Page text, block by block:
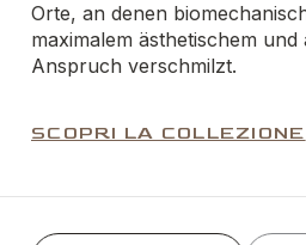
Orte, an denen
maximalem ästhetischem
Anspruch verschmilzt.
SCOPRI LA COLLEZIONE